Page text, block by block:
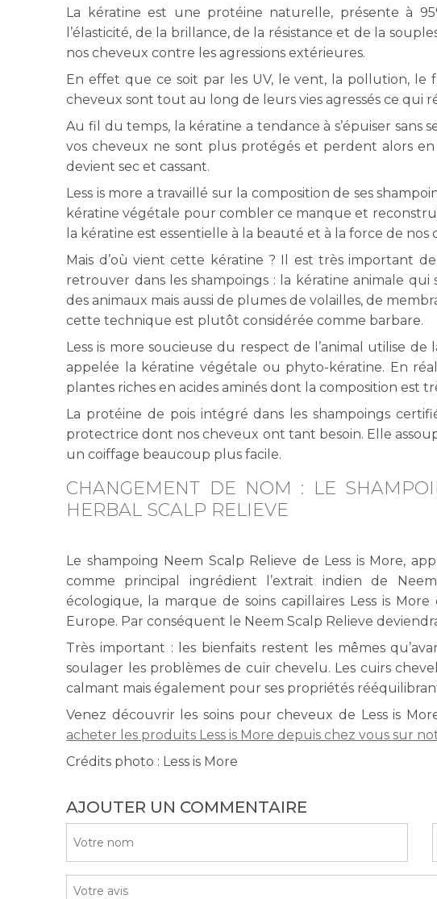
La kératine est une protéine naturelle, présente à
l’élasticité, de la brillance, de la résistance et de la
nos cheveux contre les agressions extérieures.
En effet que ce soit par les UV, le vent, la pollution, le
cheveux sont tout au long de leurs vies agressés ce qui
Au fil du temps, la kératine a tendance à s’épuiser sans
vos cheveux ne sont plus protégés et perdent alors
devient sec et cassant.
Less is more a travaillé sur la composition de ses
kératine végétale pour combler ce manque et
la kératine est essentielle à la beauté et à la force de nos
Mais d’où vient cette kératine ? Il est très important
retrouver dans les shampoings : la kératine animale
des animaux mais aussi de plumes de volailles, de
cette technique est plutôt considérée comme barbare.
Less is more soucieuse du respect de l’animal utilise
appelée la kératine végétale ou phyto-kératine. En
plantes riches en acides aminés dont la composition est
La protéine de pois intégré dans les shampoings
protectrice dont nos cheveux ont tant besoin. Elle
un coiffage beaucoup plus facile.
CHANGEMENT DE NOM : LE
HERBAL SCALP RELIEVE
Le shampoing Neem Scalp Relieve de Less is More,
comme principal ingrédient l’extrait indien de
écologique, la marque de soins capillaires Less is
Europe. Par conséquent le Neem Scalp Relieve
Très important : les bienfaits restent les mêmes
soulager les problèmes de cuir chevelu. Les cuirs
calmant mais également pour ses propriétés
Venez découvrir les soins pour cheveux de Less is
acheter les produits Less is More depuis chez vous sur
Crédits photo : Less is More
AJOUTER UN COMMENTAIRE